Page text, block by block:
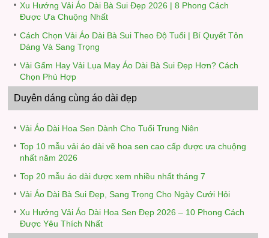
Xu Hướng Vải Áo Dài Bà Sui Đẹp 2026 | 8 Phong Cách
Được Ưa Chuộng Nhất
Cách Chọn Vải Áo Dài Bà Sui Theo Độ Tuổi | Bí Quyết Tôn
Dáng Và Sang Trọng
Vải Gấm Hay Vải Lụa May Áo Dài Bà Sui Đẹp Hơn? Cách
Chọn Phù Hợp
Duyên dáng cùng áo dài đẹp
Vải Áo Dài Hoa Sen Dành Cho Tuổi Trung Niên
Top 10 mẫu vải áo dài vẽ hoa sen cao cấp được ưa chuộng
nhất năm 2026
Top 20 mẫu áo dài được xem nhiều nhất tháng 7
Vải Áo Dài Bà Sui Đẹp, Sang Trọng Cho Ngày Cưới Hỏi
Xu Hướng Vải Áo Dài Hoa Sen Đẹp 2026 – 10 Phong Cách
Được Yêu Thích Nhất